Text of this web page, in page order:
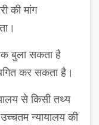
की मांग
बुला सकता है
कर सकता है।
से किसी तथ्य
न्यायालय की